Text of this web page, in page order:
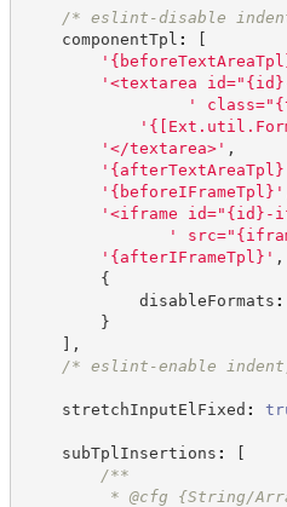
/* eslint-disable
componentTpl :
[
'
' <textarea
'
'
' </textarea>' ,
' {afterTextAreaTpl}
' {beforeIFrameTpl} '
' <iframe id="{id}-
'
' {afterIFrameTpl} ' ,
{
disableFormats :
}
] ,
/* eslint-enable
stretchInputElFixed :
subTplInsertions :
[
/**
* @cfg {String/Array/